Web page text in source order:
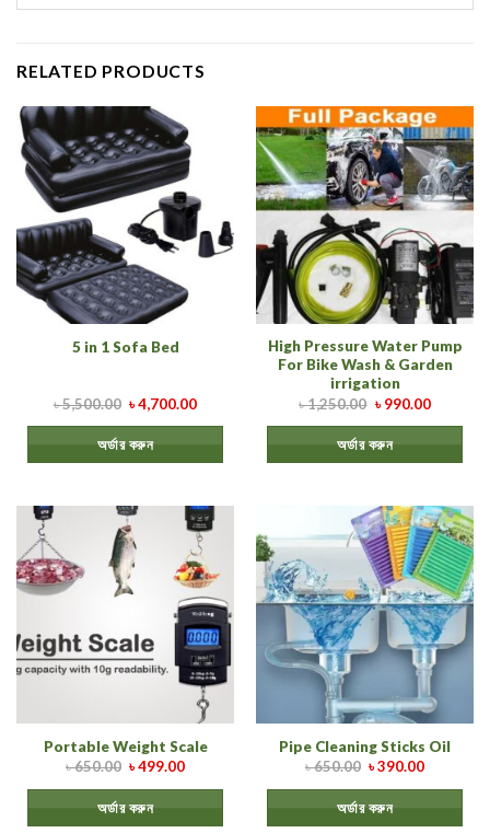
RELATED PRODUCTS
5 in 1 Sofa Bed
৳5,500.00 ৳4,700.00
অর্ডার করুন
High Pressure Water Pump
For Bike Wash & Garden
irrigation
৳1,250.00 ৳990.00
অর্ডার করুন
Portable Weight Scale
৳650.00 ৳499.00
অর্ডার করুন
Pipe Cleaning Sticks Oil
৳650.00 ৳390.00
অর্ডার করুন